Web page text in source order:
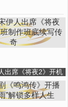
出席《将夜2》开机
作班底续写传奇